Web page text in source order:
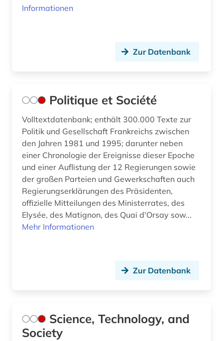
Informationen
Zur Datenbank
Politique et Société
Volltextdatenbank; enthält 300.000 Texte zur
Politik und Gesellschaft Frankreichs zwischen
den Jahren 1981 und 1995; darunter neben
einer Chronologie der Ereignisse dieser Epoche
und einer Auflistung der 12 Regierungen sowie
der großen Parteien und Gewerkschaften auch
Regierungserklärungen des Präsidenten,
offizielle Mitteilungen des Ministerrates, des
Elysée, des Matignon, des Quai d'Orsay sow...
Mehr Informationen
Zur Datenbank
Science, Technology, and
Society